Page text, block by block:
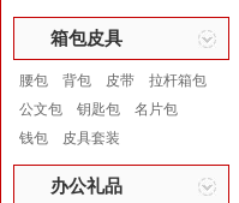
箱包皮具
腰包 背包 皮带
拉杆箱包
公文包
钥匙包
名片包
钱包
皮具套装
办公礼品